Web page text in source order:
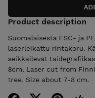
Product description
Suomalaisesta FSC- ja
laserleikattu rintakoru.
seikkailevat
8cm. Laser cut from
tree. Size about 7-8 cm.